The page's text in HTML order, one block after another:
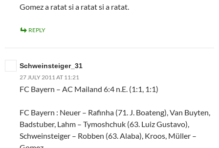
Gomez a ratat si a ratat si a ratat.
REPLY
Schweinsteiger_31
27 JULY 2011 AT 11:21
FC Bayern – AC Mailand 6:4 n.E. (1:1, 1:1)
FC Bayern : Neuer – Rafinha (71. J. Boateng), Van Buyten,
Badstuber, Lahm – Tymoshchuk (63. Luiz Gustavo),
Schweinsteiger – Robben (63. Alaba), Kroos, Müller –